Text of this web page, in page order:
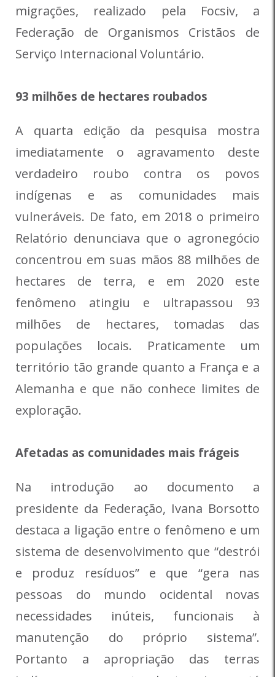
migrações, realizado pela Focsiv, a
Federação de Organismos Cristãos de
Serviço Internacional Voluntário.
93 milhões de hectares roubados
A quarta edição da pesquisa mostra
imediatamente o agravamento deste
verdadeiro roubo contra os povos
indígenas e as comunidades mais
vulneráveis. De fato, em 2018 o primeiro
Relatório denunciava que o agronegócio
concentrou em suas mãos 88 milhões de
hectares de terra, e em 2020 este
fenômeno atingiu e ultrapassou 93
milhões de hectares, tomadas das
populações locais. Praticamente um
território tão grande quanto a França e a
Alemanha e que não conhece limites de
exploração.
Afetadas as comunidades mais frágeis
Na introdução ao documento a
presidente da Federação, Ivana Borsotto
destaca a ligação entre o fenômeno e um
sistema de desenvolvimento que “destrói
e produz resíduos” e que “gera nas
pessoas do mundo ocidental novas
necessidades inúteis, funcionais à
manutenção do próprio sistema”.
Portanto a apropriação das terras